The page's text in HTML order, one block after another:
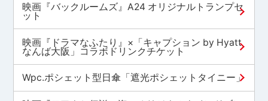
映画『バックルームズ』A24 オリジナルトランプセ
ット
映画『ドラマなふたり』×「キャプション by Hyatt
なんば大阪」コラボドリンクチケット
Wpc.ポシェット型日傘「遮光ポシェットタイニー」